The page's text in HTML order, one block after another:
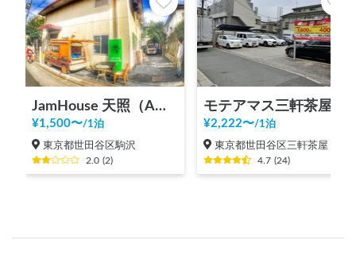
JamHouse 天照（AMATERASU）
¥1,500〜/1泊
東京都世田谷区駒沢
2.0 (2)
モテアマス三軒茶屋
¥2,222〜/1泊
東京都世田谷区三軒茶屋
4.7 (24)